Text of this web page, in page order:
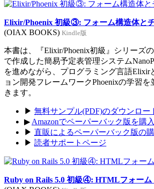
Elixir/Phoenix 初級③: フォーム構造体と
(OIAX BOOKS) Kindle版
本書は、『Elixir/Phoenix初級』シリーズ
で作成した簡易予定表管理システム
を進めながら、プログラミング言語Elixir
ョン開発フレームワークPhoenixの学習
きます。
▶ 無料サンプル(PDF)のダウンロー
▶ Amazonでペーパーバック版を購入
▶ 直販によるペーパーバック版の
▶ 読者サポートページ
Ruby on Rails 5.0 初級④: HTMLフォーム